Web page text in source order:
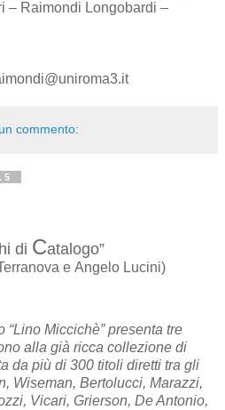
– Raimondi Longobardi –
commento:
di Catalogo”
e Angelo Lucini)
Miccichè” presenta tre
alla già ricca collezione di
da più di 300 titoli diretti tra gli
Wiseman, Bertolucci, Marazzi,
Vicari, Grierson, De Antonio,